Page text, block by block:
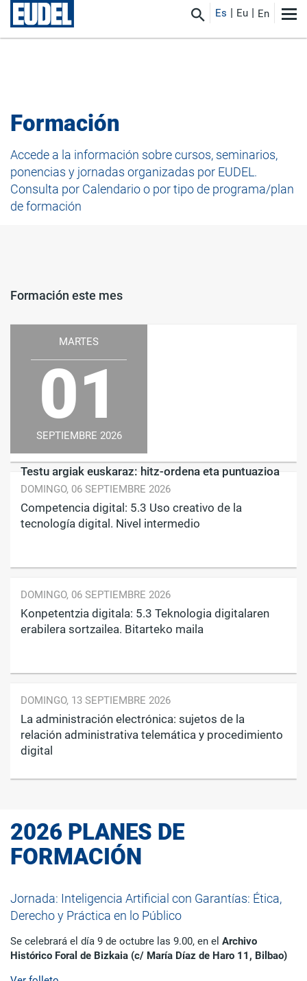
Es Eu En
Formación
Accede a la información sobre cursos, seminarios,
ponencias y jornadas organizadas por EUDEL.
Consulta por Calendario o por tipo de programa/plan
de formación
Formación este mes
MARTES
01
SEPTIEMBRE 2026
Testu argiak euskaraz: hitz-ordena eta puntuazioa
DOMINGO, 06 SEPTIEMBRE 2026
Competencia digital: 5.3 Uso creativo de la
tecnología digital. Nivel intermedio
DOMINGO, 06 SEPTIEMBRE 2026
Konpetentzia digitala: 5.3 Teknologia digitalaren
erabilera sortzailea. Bitarteko maila
DOMINGO, 13 SEPTIEMBRE 2026
La administración electrónica: sujetos de la
relación administrativa telemática y procedimiento
digital
2026 PLANES DE
FORMACIÓN
Jornada: Inteligencia Artificial con Garantías: Ética,
Derecho y Práctica en lo Público
Se celebrará el día 9 de octubre las 9.00, en el Archivo
Histórico Foral de Bizkaia (c/ María Díaz de Haro 11, Bilbao)